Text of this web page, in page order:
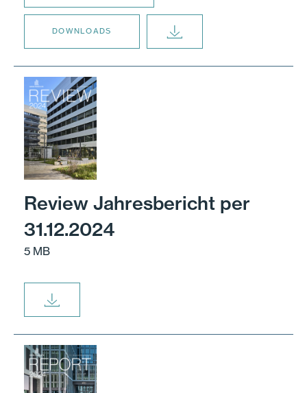
DOWNLOADS
Review Jahresbericht per
31.12.2024
5 MB